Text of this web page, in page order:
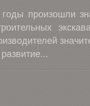
произошли